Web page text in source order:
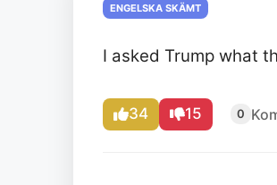
ENGELSKA SKÄMT
I asked Trump what
34 15 0